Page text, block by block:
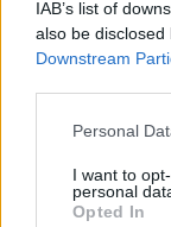
IAB’s list of
also be
Downstream
Personal
I want to
personal
Opted In